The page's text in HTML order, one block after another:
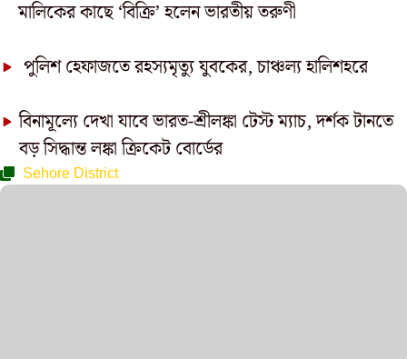
মালিকের কাছে ‘বিক্রি’ হলেন ভারতীয় তরুণী
পুলিশ হেফাজতে রহস্যমৃত্যু যুবকের, চাঞ্চল্য হালিশহরে
বিনামূল্যে দেখা যাবে ভারত-শ্রীলঙ্কা টেস্ট ম্যাচ, দর্শক টানতে
বড় সিদ্ধান্ত লঙ্কা ক্রিকেট বোর্ডের
Sehore District